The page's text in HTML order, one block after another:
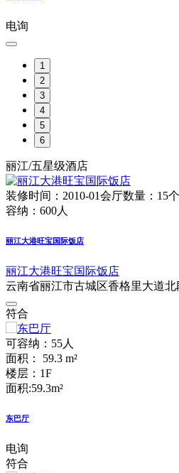
电询
1
2
3
4
5
6
丽江/五星级酒店
装修时间：2010-01会厅数量：15个
容纳：600人
丽江大港旺宝国际饭店
丽江大港旺宝国际饭店
云南省丽江市古城区香格里大道
符合
可容纳：55人
面积： 59.3 m²
楼层：1F
面积:59.3m²
东巴厅
电询
符合